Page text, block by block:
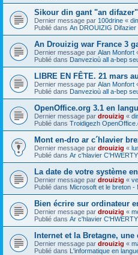
Sikour din gant "an
Dernier message par 100drine «
Publié dans An DROUIZIG Difazier
An Drouizig war France 3
Dernier message par Alan Monfort
Publié dans Danvezioù all a-bep
LIBRE EN FÊTE. 21 mars
Dernier message par Alan Monfort
Publié dans Danvezioù all a-bep
OpenOffice.org 3.1 en
Dernier message par drouizig «
Publié dans Troidigezh
Mont en-dro ar c´hlavier
Dernier message par drouizig «
Publié dans Ar c'hlavier C'HWERTY
La date de votre système
Dernier message par drouizig «
Publié dans Microsoft et le breton -
Bien écrire sur ordinateur
Dernier message par drouizig «
Publié dans Ar c'hlavier C'HWERTY
Internet et la Bretagne, une
Dernier message par drouizig «
Publié dans L'informatique en